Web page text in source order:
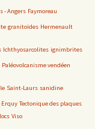
- Angers Faymoreau
granitoïdes Hermenault
Ichthyosarcolites ignimbrites
Paléovolcanisme vendéen
Saint-Laurs sanidine
Erquy Tectonique des plaques
Viso